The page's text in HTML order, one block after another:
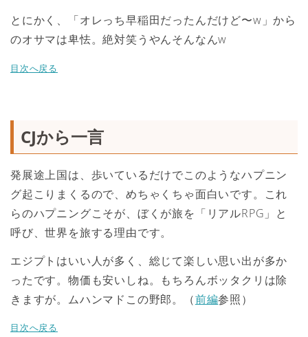
とにかく、「オレっち早稲田だったんだけど〜w」から
のオサマは卑怯。絶対笑うやんそんなんw
目次へ戻る
CJから一言
発展途上国は、歩いているだけでこのようなハプニン
グ起こりまくるので、めちゃくちゃ面白いです。これ
らのハプニングこそが、ぼくが旅を「リアルRPG」と
呼び、世界を旅する理由です。
エジプトはいい人が多く、総じて楽しい思い出が多か
ったです。物価も安いしね。もちろんボッタクリは除
きますが。ムハンマドこの野郎。（前編参照）
目次へ戻る